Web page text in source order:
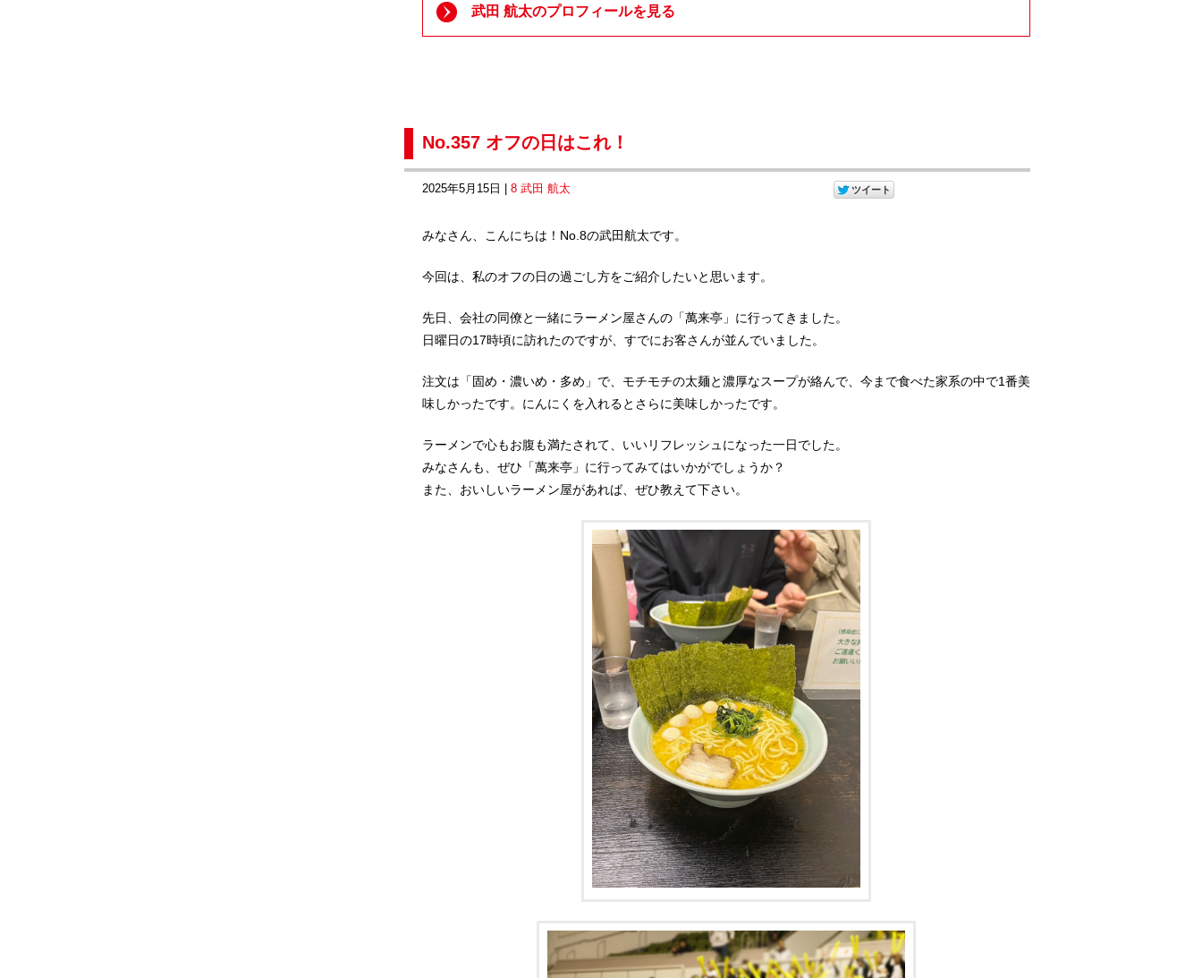
武田 航太のプロフィールを見る
No.357 オフの日はこれ！
2025年5月15日 | 8 武田 航太
みなさん、こんにちは！No.8の武田航太です。
今回は、私のオフの日の過ごし方をご紹介したいと思います。
先日、会社の同僚と一緒にラーメン屋さんの「萬来亭」に行ってきました。
日曜日の17時頃に訪れたのですが、すでにお客さんが並んでいました。
注文は「固め・濃いめ・多め」で、モチモチの太麺と濃厚なスープが絡んで、今まで食べた家系の中で1番美
味しかったです。にんにくを入れるとさらに美味しかったです。
ラーメンで心もお腹も満たされて、いいリフレッシュになった一日でした。
みなさんも、ぜひ「萬来亭」に行ってみてはいかがでしょうか？
また、おいしいラーメン屋があれば、ぜひ教えて下さい。